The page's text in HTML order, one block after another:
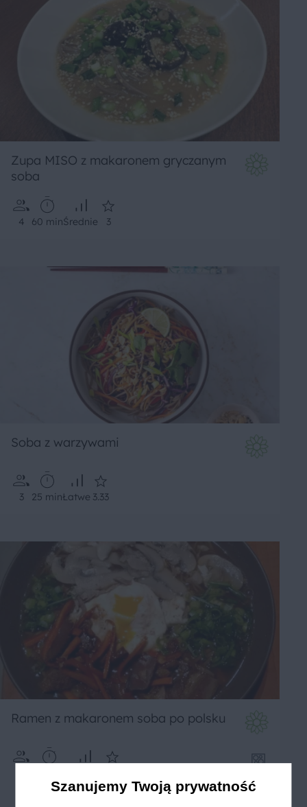
Zupa MISO z makaronem gryczanym
soba
4 60 minŚrednie 3
Soba z warzywami
3 25 minŁatwe 3.33
Ramen z makaronem soba po polsku
Szanujemy Twoją prywatność